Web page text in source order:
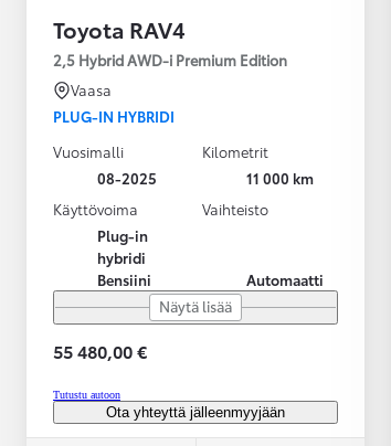
Toyota RAV4
2,5 Hybrid AWD-i Premium Edition
Vaasa
PLUG-IN HYBRIDI
Vuosimalli
08-2025
Kilometrit
11 000 km
Käyttövoima
Plug-in
hybridi
Bensiini
Vaihteisto
Automaatti
Näytä lisää
55 480,00 €
Tutustu autoon
Ota yhteyttä jälleenmyyjään